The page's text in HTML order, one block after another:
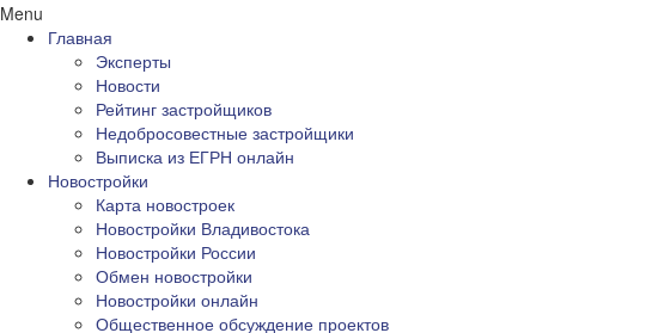
Menu
Главная
Эксперты
Новости
Рейтинг застройщиков
Недобросовестные застройщики
Выписка из ЕГРН онлайн
Новостройки
Карта новостроек
Новостройки Владивостока
Новостройки России
Обмен новостройки
Новостройки онлайн
Общественное обсуждение проектов